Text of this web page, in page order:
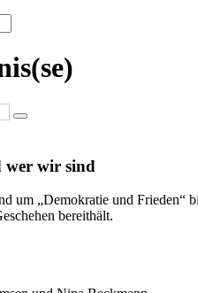
wer wir sind
um „Demokratie und Frieden“
bereithält.